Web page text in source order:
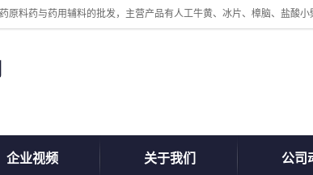
企业视频 关于我们 公司